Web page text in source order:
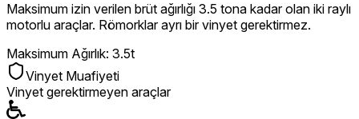
Maksimum izin verilen brüt ağırlığı 3.5 tona kadar olan iki raylı
motorlu araçlar. Römorklar ayrı bir vinyet gerektirmez.
Maksimum Ağırlık: 3.5t
Vinyet Muafiyeti
Vinyet gerektirmeyen araçlar